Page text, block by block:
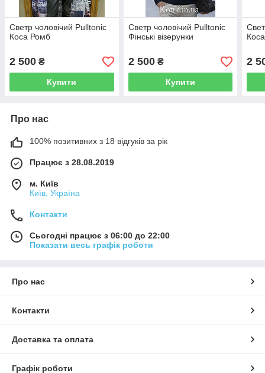
Светр чоловічий Pulltonic
Коса Ромб
2 500 ₴
Купити
Светр чоловічий Pulltonic
Фінські візерунки
2 500₴
Купити
2
Про нас
100% позитивних з 18 відгуків за рік
Працює з 28.08.2019
м. Київ
Київ, Україна
Контакти
Сьогодні працює з 06:00 до 22:00
Показати весь графік роботи
Про нас
Контакти
Доставка та оплата
Графік роботи